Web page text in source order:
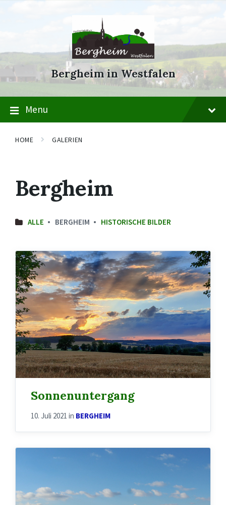
Skip
Skip
Skip
Bergheim in Westfalen
Menu
HOME GALERIEN
Bergheim
ALLE BERGHEIM HISTORISCHE BILDER
Sonnenuntergang
10. Juli 2021 in BERGHEIM